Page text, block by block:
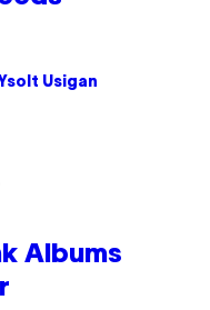
Ysolt Usigan
Albums